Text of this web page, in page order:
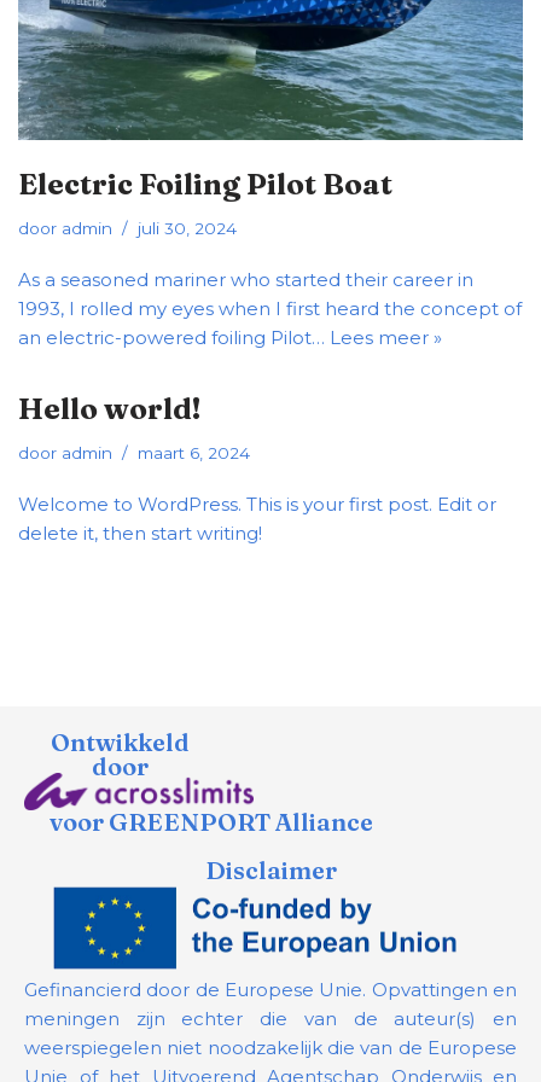
Electric Foiling Pilot Boat
door admin juli 30, 2024
As a seasoned mariner who started their career in
1993, I rolled my eyes when I first heard the concept of
an electric-powered foiling Pilot… Lees meer »
Hello world!
door admin maart 6, 2024
Welcome to WordPress. This is your first post. Edit or
delete it, then start writing!
Ontwikkeld
door
voor GREENPORT Alliance
Disclaimer
Gefinancierd door de Europese Unie. Opvattingen en
meningen zijn echter die van de auteur(s) en
weerspiegelen niet noodzakelijk die van de Europese
Unie of het Uitvoerend Agentschap Onderwijs en